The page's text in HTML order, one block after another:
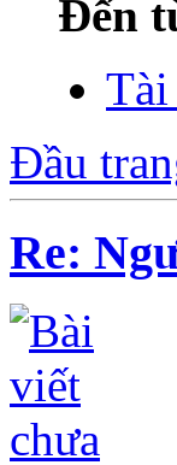
Đến
Tài
Đầu
Re: